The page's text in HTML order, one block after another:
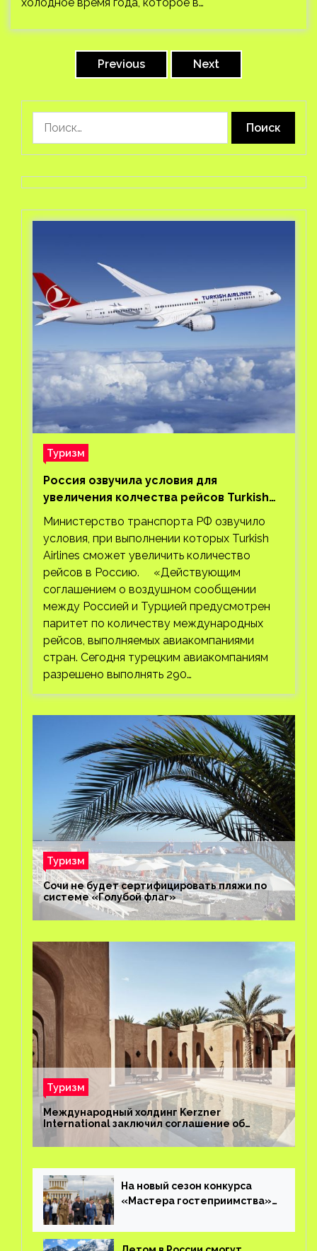
Пагинация
Previous Next
Туризм
Россия озвучила условия для
увеличения колчества рейсов Turkish
Airlines
Министерство транспорта РФ озвучило
условия, при выполнении которых Turkish
Airlines сможет увеличить количество
рейсов в Россию. «Действующим
соглашением о воздушном сообщении
между Россией и Турцией предусмотрен
паритет по количеству международных
рейсов, выполняемых авиакомпаниями
стран. Сегодня турецким авиакомпаниям
разрешено выполнять 290…
Туризм
Сочи не будет сертифицировать пляжи по
системе «Голубой флаг»
Туризм
Международный холдинг Kerzner
International заключил соглашение об
управлении курортом Bab Al Shams Desert
Resort в Дубае
На новый сезон конкурса
«Мастера гостеприимства»
заявок